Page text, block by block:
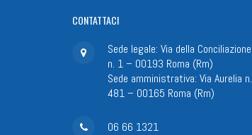
CONTATTACI
Sede legale: Via della Conciliazione
n. 1 – 00193 Roma (Rm)
Sede amministrativa: Via Aurelia n.
481 – 00165 Roma (Rm)
06 66 1321